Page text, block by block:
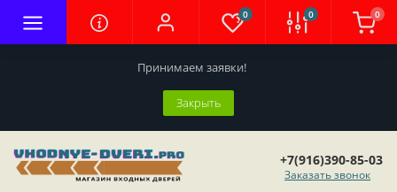
Принимаем заявки!
Закрыть
0 0 0
+7(916)390-85-03
Заказать звонок